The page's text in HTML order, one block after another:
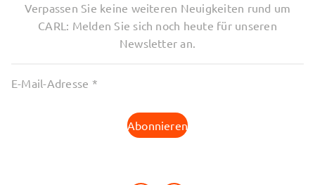
Verpassen Sie keine weiteren Neuigkeiten rund um
CARL: Melden Sie sich noch heute für unseren
Newsletter an.